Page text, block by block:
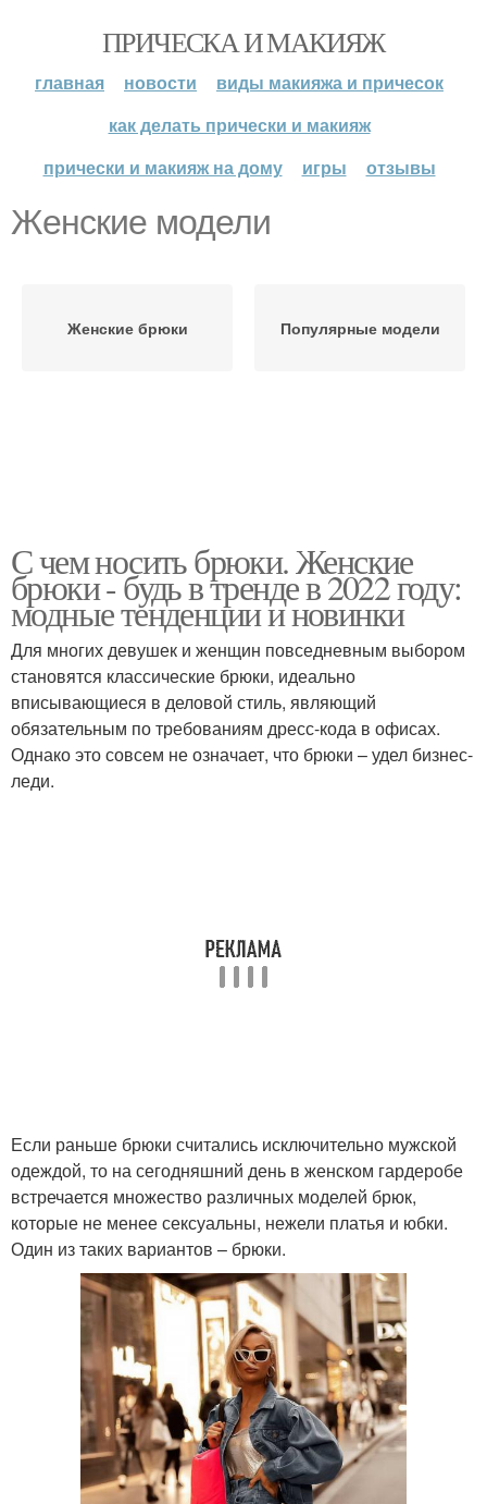
ПРИЧЕСКА И МАКИЯЖ
главная новости
виды макияжа и причесок
как делать прически и макияж
прически и макияж на дому
игры отзывы
Женские модели
Женские брюки Популярные модели
С чем носить брюки. Женские
брюки - будь в тренде в 2022 году:
модные тенденции и новинки
Для многих девушек и женщин повседневным выбором
становятся классические брюки, идеально
вписывающиеся в деловой стиль, являющий
обязательным по требованиям дресс-кода в офисах.
Однако это совсем не означает, что брюки – удел бизнес-
леди.
Если раньше брюки считались исключительно мужской
одеждой, то на сегодняшний день в женском гардеробе
встречается множество различных моделей брюк,
которые не менее сексуальны, нежели платья и юбки.
Один из таких вариантов – брюки.